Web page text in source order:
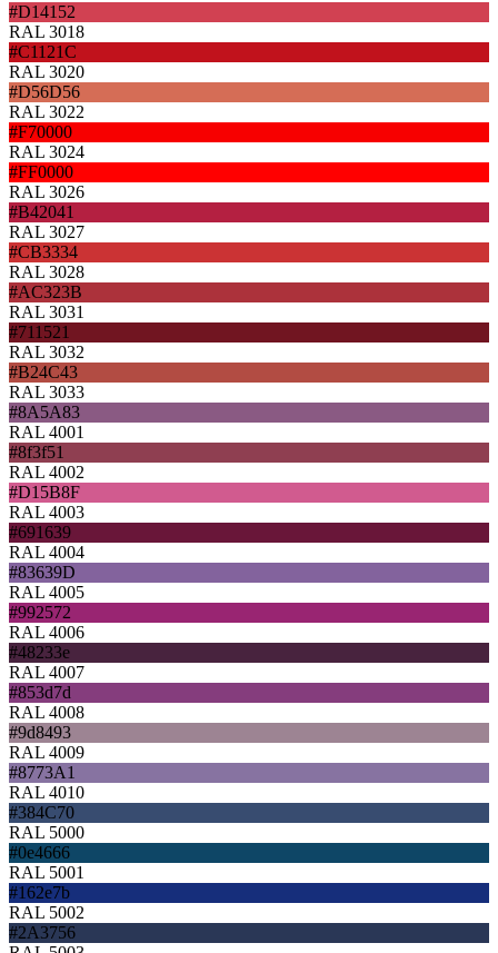
#D14152
RAL 3018
#C1121C
RAL 3020
#D56D56
RAL 3022
#F70000
RAL 3024
#FF0000
RAL 3026
#B42041
RAL 3027
#CB3334
RAL 3028
#AC323B
RAL 3031
#711521
RAL 3032
#B24C43
RAL 3033
#8A5A83
RAL 4001
#8f3f51
RAL 4002
#D15B8F
RAL 4003
#691639
RAL 4004
#83639D
RAL 4005
#992572
RAL 4006
#48233e
RAL 4007
#853d7d
RAL 4008
#9d8493
RAL 4009
#8773A1
RAL 4010
#384C70
RAL 5000
#0e4666
RAL 5001
#162e7b
RAL 5002
#2A3756